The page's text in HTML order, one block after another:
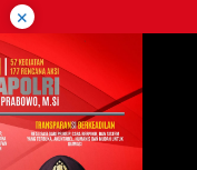
×